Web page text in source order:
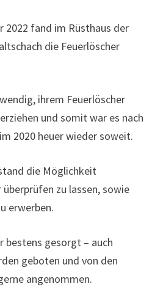
2022 fand im Rüsthaus der
die Feuerlöscher
ihrem Feuerlöscher
und somit war es nach
2020 heuer wieder soweit.
die Möglichkeit
zu lassen, sowie
erwerben.
bestens gesorgt – auch
geboten und von den
angenommen.